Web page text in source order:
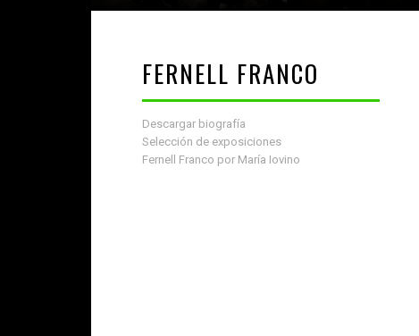
FERNELL FRANCO
Descargar biografía
Selección de exposiciones
Fernell Franco por María Iovino